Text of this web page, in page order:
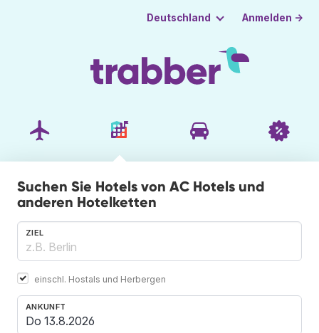
Deutschland Anmelden →
Suchen Sie Hotels von AC Hotels und
anderen Hotelketten
ZIEL
einschl. Hostals und Herbergen
ANKUNFT